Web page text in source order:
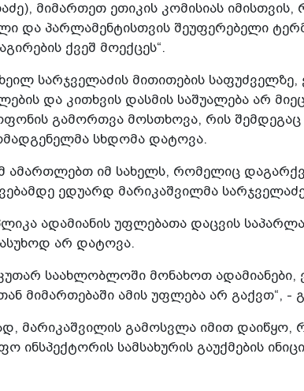
მი­მარ­თეთ ეთი­კის კო­მი­სი­ას
და პარ­ლა­მენ­ტის­თვის შე­უ­ფე­რე­ბე­ლი
ქვეშ მო­ექ­ცეს“.
სარ­ჯვე­ლა­ძის მი­თი­თე­ბის
და კი­თხვის დას­მის სა­შუ­ა­ლე­ბა არ
გა­მორ­თვა მოს­თხო­ვა, რის
სხდო­მა და­ტო­ვა.
ამარ­თლებთ იმ სა­ხელს, რო­მე­ლიც
ედუ­არდ მა­რი­კაშ­ვილ­მა
ადა­მი­ა­ნის უფ­ლე­ბა­თა დაც­ვის
არ და­ტო­ვა.
სა­ახ­ლობ­ლო­ში მო­ნა­ხოთ ადა­მი­ა­ნე­ბი,
მი­მარ­თე­ბა­ში ამის უფ­ლე­ბა არ გაქვთ“, -
მა­რი­კაშ­ვი­ლის გა­მოს­ვლა იმით
ინ­სპექ­ტო­რის სამ­სა­ხუ­რის გა­უქ­მე­ბის